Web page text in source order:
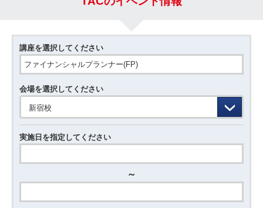
講座を選択してください
会場を選択してください
新宿校
実施日を指定してください
～